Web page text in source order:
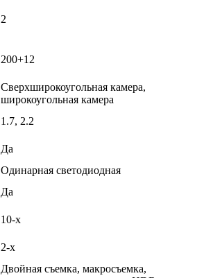
2
200+12
Сверхширокоугольная камера,
широкоугольная камера
1.7, 2.2
Да
Одинарная светодиодная
Да
10-x
2-x
Двойная съемка, макросъемка,